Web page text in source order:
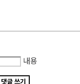
내용
댓글 쓰기